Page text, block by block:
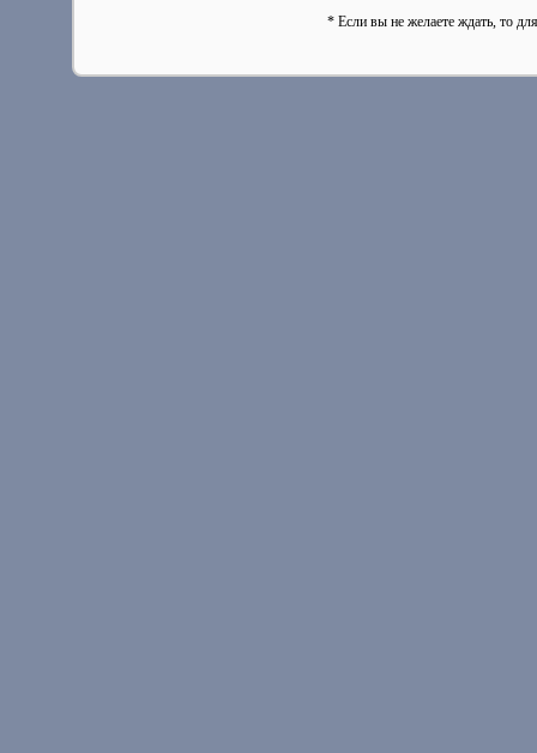
* Если вы не желаете ждать, то